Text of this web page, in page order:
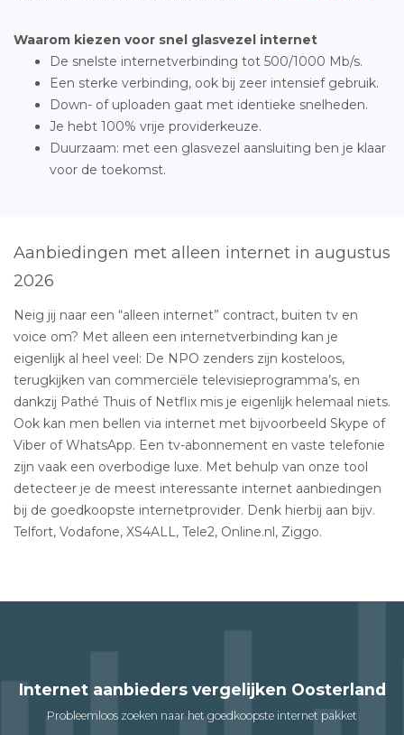
Waarom kiezen voor snel glasvezel internet
De snelste internetverbinding tot 500/1000 Mb/s.
Een sterke verbinding, ook bij zeer intensief gebruik.
Down- of uploaden gaat met identieke snelheden.
Je hebt 100% vrije providerkeuze.
Duurzaam: met een glasvezel aansluiting ben je klaar
voor de toekomst.
Aanbiedingen met alleen internet in augustus
2026
Neig jij naar een “alleen internet” contract, buiten tv en
voice om? Met alleen een internetverbinding kan je
eigenlijk al heel veel: De NPO zenders zijn kosteloos,
terugkijken van commerciële televisieprogramma’s, en
dankzij Pathé Thuis of Netflix mis je eigenlijk helemaal niets.
Ook kan men bellen via internet met bijvoorbeeld Skype of
Viber of WhatsApp. Een tv-abonnement en vaste telefonie
zijn vaak een overbodige luxe. Met behulp van onze tool
detecteer je de meest interessante internet aanbiedingen
bij de goedkoopste internetprovider. Denk hierbij aan bijv.
Telfort, Vodafone, XS4ALL, Tele2, Online.nl, Ziggo.
Internet aanbieders vergelijken Oosterland
Probleemloos zoeken naar het goedkoopste internet pakket